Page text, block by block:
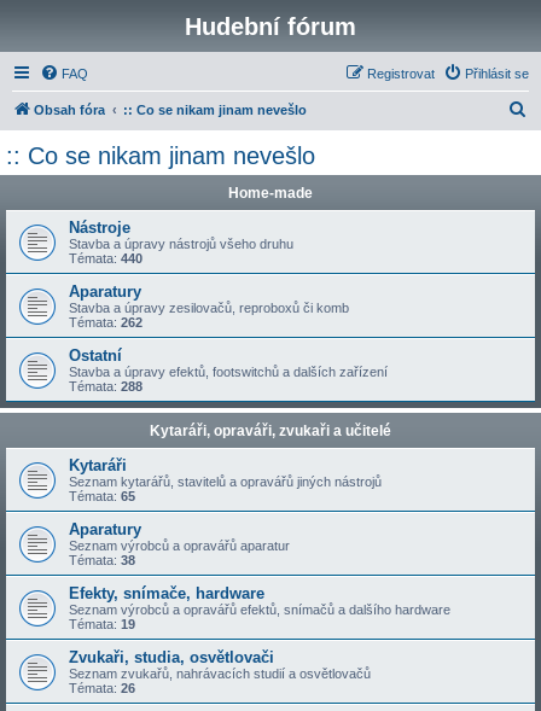
Hudební fórum
FAQ Přihlásit se
Registrovat
Obsah fóra :: Co se nikam jinam nevešlo
:: Co se nikam jinam nevešlo
Home-made
Nástroje
Stavba a úpravy nástrojů všeho druhu
Témata: 440
Aparatury
Stavba a úpravy zesilovačů, reproboxů či komb
Témata: 262
Ostatní
Stavba a úpravy efektů, footswitchů a dalších zařízení
Témata: 288
Kytaráři, opraváři, zvukaři a učitelé
Kytaráři
Seznam kytarářů, stavitelů a opravářů jiných nástrojů
Témata: 65
Aparatury
Seznam výrobců a opravářů aparatur
Témata: 38
Efekty, snímače, hardware
Seznam výrobců a opravářů efektů, snímačů a dalšího hardware
Témata: 19
Zvukaři, studia, osvětlovači
Seznam zvukařů, nahrávacích studií a osvětlovačů
Témata: 26